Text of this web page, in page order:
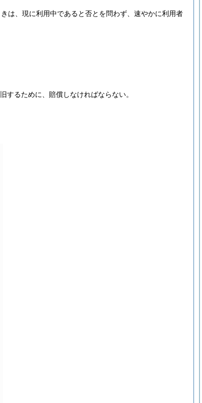
は、現に利用中であると否とを問わず、速やかに利用者
るために、賠償しなければならない。